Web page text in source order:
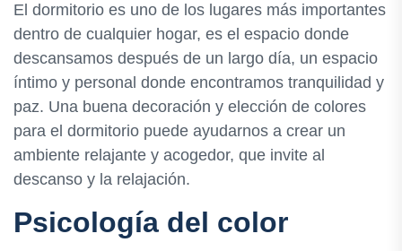
El dormitorio es uno de los lugares más importantes
dentro de cualquier hogar, es el espacio donde
descansamos después de un largo día, un espacio
íntimo y personal donde encontramos tranquilidad y
paz. Una buena decoración y elección de colores
para el dormitorio puede ayudarnos a crear un
ambiente relajante y acogedor, que invite al
descanso y la relajación.
Psicología del color